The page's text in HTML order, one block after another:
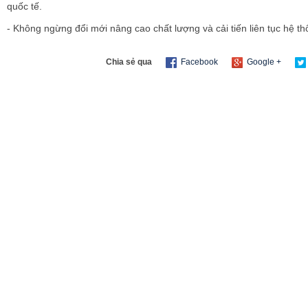
quốc tế.
- Không ngừng đổi mới nâng cao chất lượng và cải tiến liên tục hệ
Chia sẻ qua Facebook Google +